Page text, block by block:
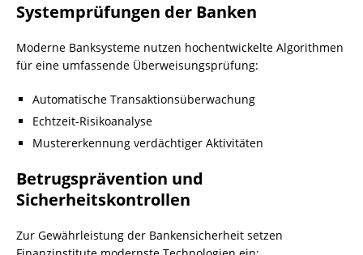
Systemprüfungen der Banken
Moderne Banksysteme nutzen hochentwickelte Algorithmen
für eine umfassende Überweisungsprüfung:
Automatische Transaktionsüberwachung
Echtzeit-Risikoanalyse
Mustererkennung verdächtiger Aktivitäten
Betrugsprävention und
Sicherheitskontrollen
Zur Gewährleistung der Bankensicherheit setzen